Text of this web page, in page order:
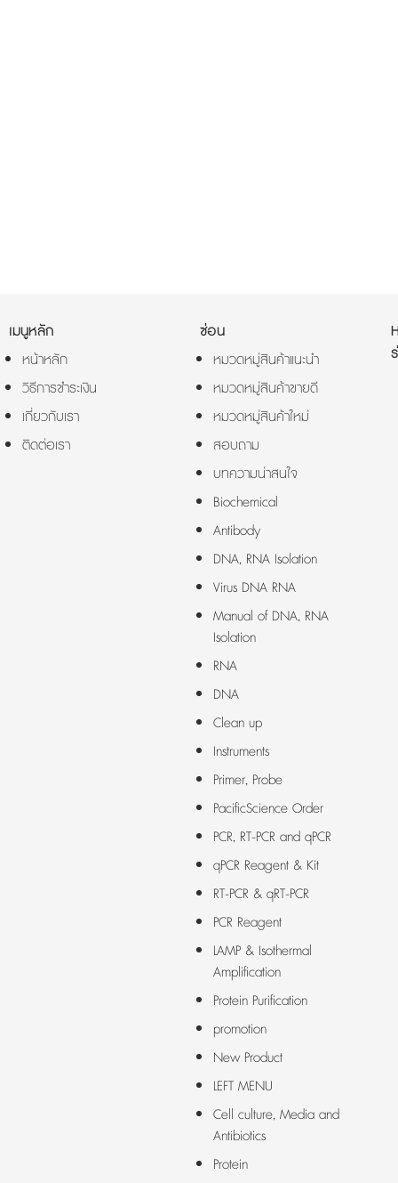
เมนูหลัก
หน้าหลัก
วิธีการชำระเงิน
เกี่ยวกับเรา
ติดต่อเรา
ซ่อน
หมวดหมู่สินค้าแนะนำ
หมวดหมู่สินค้าขายดี
หมวดหมู่สินค้าใหม่
สอบถาม
บทความน่าสนใจ
Biochemical
Antibody
DNA, RNA Isolation
Virus DNA RNA
Manual of DNA, RNA
Isolation
RNA
DNA
Clean up
Instruments
Primer, Probe
PacificScience Order
PCR, RT-PCR and qPCR
qPCR Reagent & Kit
RT-PCR & qRT-PCR
PCR Reagent
LAMP & Isothermal
Amplification
Protein Purification
promotion
New Product
LEFT MENU
Cell culture, Media and
Antibiotics
Protein